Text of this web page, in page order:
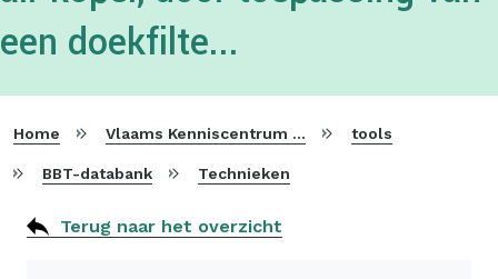
een doekfilte...
Home Vlaams Kenniscentrum voor Beste Beschikbare Technieken tools
BBT-databank Technieken
Terug naar het overzicht